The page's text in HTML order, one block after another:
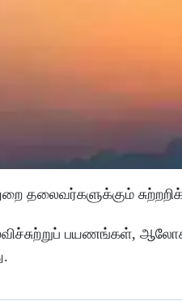
தலைவர்களுக்கும்
பயணங்கள்,